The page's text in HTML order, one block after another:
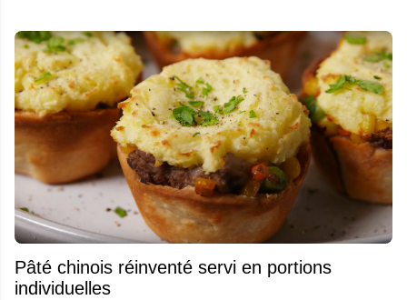
Pâté chinois réinventé servi en portions
individuelles